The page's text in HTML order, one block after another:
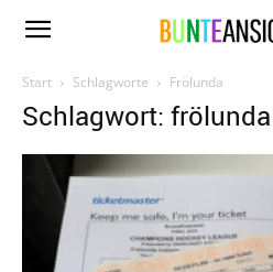
www.bunte-
ansichten.de
Start Schlagworte Frölunda
Schlagwort: frölunda